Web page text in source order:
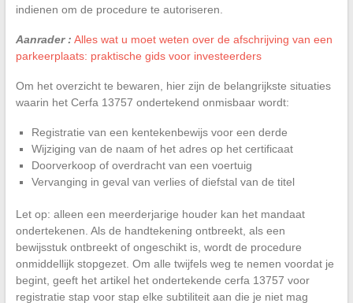
indienen om de procedure te autoriseren.
Aanrader : Alles wat u moet weten over de afschrijving van een
parkeerplaats: praktische gids voor investeerders
Om het overzicht te bewaren, hier zijn de belangrijkste situaties
waarin het Cerfa 13757 ondertekend onmisbaar wordt:
Registratie van een kentekenbewijs voor een derde
Wijziging van de naam of het adres op het certificaat
Doorverkoop of overdracht van een voertuig
Vervanging in geval van verlies of diefstal van de titel
Let op: alleen een meerderjarige houder kan het mandaat
ondertekenen. Als de handtekening ontbreekt, als een
bewijsstuk ontbreekt of ongeschikt is, wordt de procedure
onmiddellijk stopgezet. Om alle twijfels weg te nemen voordat je
begint, geeft het artikel het ondertekende cerfa 13757 voor
registratie stap voor stap elke subtiliteit aan die je niet mag